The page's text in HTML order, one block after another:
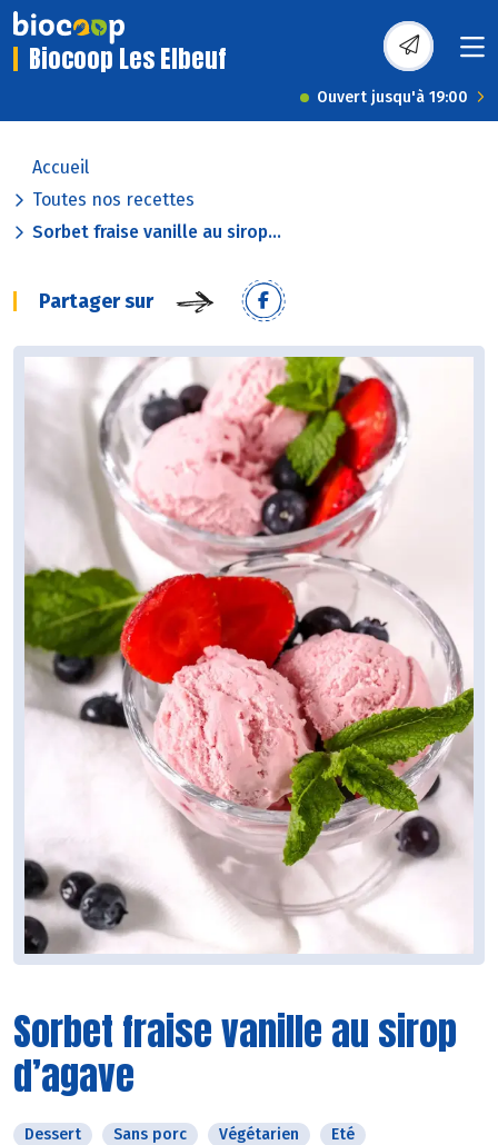
Biocoop Les Elbeuf
Ouvert jusqu'à 19:00
Accueil
Toutes nos recettes
Sorbet fraise vanille au sirop...
Partager sur
Sorbet fraise vanille au sirop
d’agave
Dessert Sans porc Végétarien Eté